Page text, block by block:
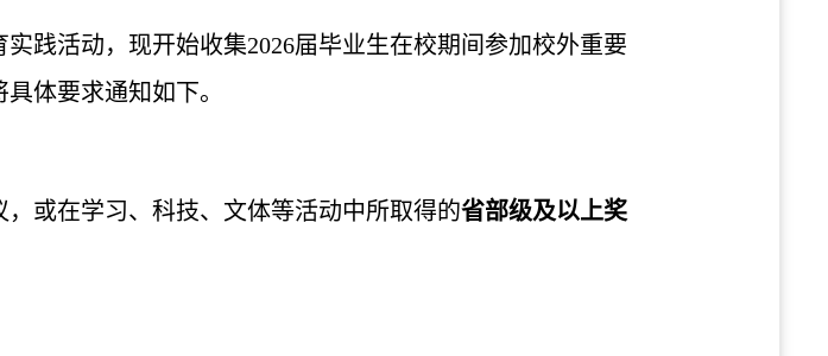
践活动，现开始收集2026届毕业生在校期间参加校外重要
体要求通知如下。
或在学习、科技、文体等活动中所取得的省部级及以上奖